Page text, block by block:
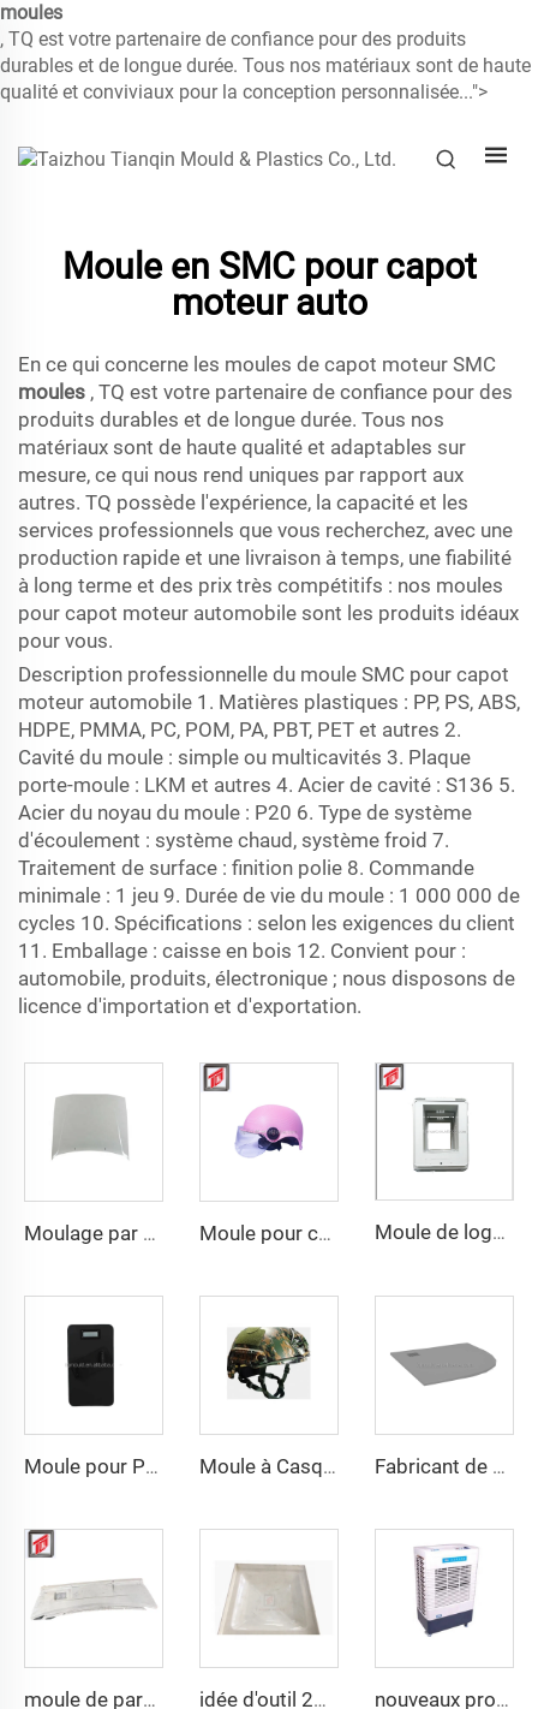
moules
, TQ est votre partenaire de confiance pour des produits
durables et de longue durée. Tous nos matériaux sont de haute
qualité et conviviaux pour la conception personnalisée...">
Moule en SMC pour capot
moteur auto
En ce qui concerne les moules de capot moteur SMC
moules , TQ est votre partenaire de confiance pour des
produits durables et de longue durée. Tous nos
matériaux sont de haute qualité et adaptables sur
mesure, ce qui nous rend uniques par rapport aux
autres. TQ possède l'expérience, la capacité et les
services professionnels que vous recherchez, avec une
production rapide et une livraison à temps, une fiabilité
à long terme et des prix très compétitifs : nos moules
pour capot moteur automobile sont les produits idéaux
pour vous.
Description professionnelle du moule SMC pour capot
moteur automobile 1. Matières plastiques : PP, PS, ABS,
HDPE, PMMA, PC, POM, PA, PBT, PET et autres 2.
Cavité du moule : simple ou multicavités 3. Plaque
porte-moule : LKM et autres 4. Acier de cavité : S136 5.
Acier du noyau du moule : P20 6. Type de système
d'écoulement : système chaud, système froid 7.
Traitement de surface : finition polie 8. Commande
minimale : 1 jeu 9. Durée de vie du moule : 1 000 000 de
cycles 10. Spécifications : selon les exigences du client
11. Emballage : caisse en bois 12. Convient pour :
automobile, produits, électronique ; nous disposons de
licence d'importation et d'exportation.
Moulage par compression de plastiques flexibles moule capot moteur auto Moule pour casque de moto à bande LED de sécurité Moule de logement inférieur par compression SMC
Moule pour Plaque d'Armure UHMWPE Moule pour Plaque de Gilet Moulage par Compression Fabricant de Moules d'Armure en PE Moule à Casque de Sécurité Moule de Compression Moule à Casque Plastique Moule à Casque Taizhou Fabricant Fabricant de Taizhou, plateau de douche anti-dérapant durable, outil de moule de base de plateau de douche OEM
moule de pare-chocs auto SMC à la mode idée d'outil 2023 pour moule de panneau de réservoir d'eau SMC nouveaux produits 2023, nouveau design de moule de radiateur